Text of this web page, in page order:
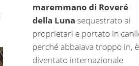
maremmano di Roveré
della Luna sequestrato ai
proprietari e portato in
perché abbaiava troppo in, è
diventato internazionale